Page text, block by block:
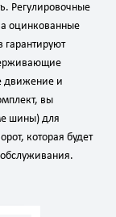
Регулировочные
а оцинкованные
гарантируют
движение и
вы
шины) для
которая будет